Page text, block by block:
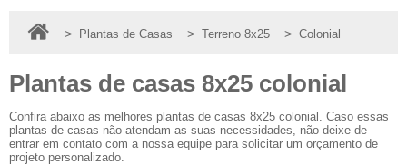
> Plantas de Casas > Terreno 8x25 > Colonial
Plantas de casas 8x25 colonial
Confira abaixo as melhores plantas de casas 8x25 colonial. Caso essas
plantas de casas não atendam as suas necessidades, não deixe de
entrar em contato com a nossa equipe para solicitar um orçamento de
projeto personalizado.